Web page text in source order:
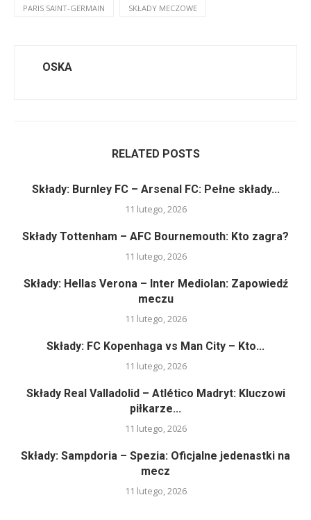
PARIS SAINT-GERMAIN SKŁADY MECZOWE
OSKA
RELATED POSTS
Składy: Burnley FC – Arsenal FC: Pełne składy...
11 lutego, 2026
Składy Tottenham – AFC Bournemouth: Kto zagra?
11 lutego, 2026
Składy: Hellas Verona – Inter Mediolan: Zapowiedź
meczu
11 lutego, 2026
Składy: FC Kopenhaga vs Man City – Kto...
11 lutego, 2026
Składy Real Valladolid – Atlético Madryt: Kluczowi
piłkarze...
11 lutego, 2026
Składy: Sampdoria – Spezia: Oficjalne jedenastki na
mecz
11 lutego, 2026